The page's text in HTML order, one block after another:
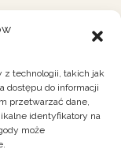
technologii, takich jak
dostępu do informacji
przetwarzać dane,
identyfikatory na
może